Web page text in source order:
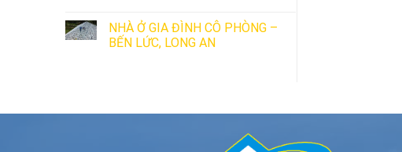
NHÀ Ở GIA ĐÌNH CÔ PHÒNG –
BẾN LỨC, LONG AN